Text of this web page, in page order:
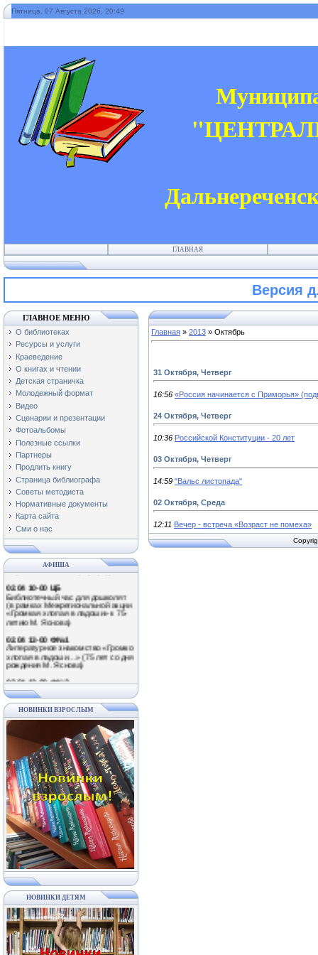
Пятница, 07 Августа 2026, 20:49
ГЛАВНАЯ
Версия
ГЛАВНОЕ МЕНЮ
О библиотеках
Ресурсы и услуги
Краеведение
О книгах и чтении
Детская страничка
Молодежный формат
Видео
Сценарии и презентации
Фотоальбомы
Полезные ссылки
Партнеры
Продлить книгу
Страница библиографа
Советы методиста
Нормативные документы
Карта сайта
Сми о нас
АФИША
01.04 11-00 Ф№3
Экологический час «Наши
крылатые друзья!»
(Международный день птиц)
0.04 13-00 Ф№1
Обзор книжной выставки
«Путешествие в мир природы»
02.04 10-00 ЦБ
Библиотечный час для дошколят
(в рамках Межрегиональной акции
«Громкая хлопая в ладоши» к 75-
летию М. Яснова)
02.04 13-00 Ф№1
хлопая в ладоши…» (75 лет со дня
рождения М. Яснова)
02.04 12-00 Ф№2
страницам книг Михаила Яснова в
рамках Межрегиональной акции
«Громкая хлопая в ладоши» (75
лет со дня рождения детского
писателя)
02.04 11-00 Ф№6
Литературный праздник
«Полистаем смешные странички»
(в рамках Межрегиональной акции
«Громкая хлопая в ладоши» к 75-
летию М. Яснова)
02.04 11-00 Ф№7
День громкого чтения «Громко
хлопая в ладоши…» (75 лет со дня
рождения М. Яснова)
02.04 11-00 Ф№3
Литературная гостиная «Вместе с
книгой мы растем» (в рамках
Межрегиональной акции «Громкая
хлопая в ладоши»)
03.04; 10.04; 17.04; 24.04 11-30 ЦБ
Развлекательно-познавательные
мероприятия в рамках проекта
«Веселые субботы»
03.04 12-00 Ф№2
Познавательно-игровой час
«Здравствуйте, пернатые!»
НОВИНКИ ВЗРОСЛЫМ
НОВИНКИ ДЕТЯМ
Главная » 2013 » Октябрь
31 Октября, Четверг
16:56 «Россия начинается с Приморья»
24 Октября, Четверг
10:36 Российской Конституции - 20 лет
03 Октября, Четверг
14:59 "Вальс листопада"
02 Октября, Среда
12:11 Вечер - встреча «Возраст не помеха»